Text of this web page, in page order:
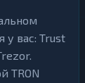
у вас: Trust
TRON